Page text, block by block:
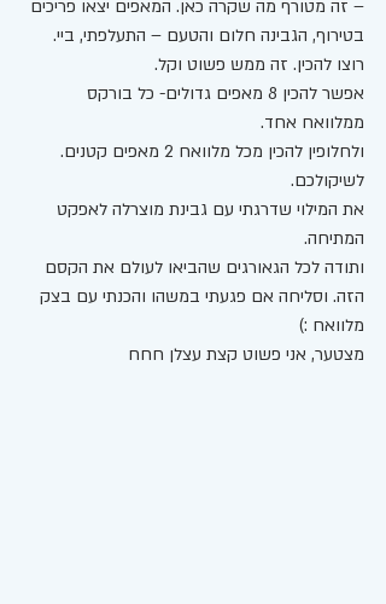
– זה מטורף מה שקרה כאן. המאפים יצאו פריכים
בטירוף, הגבינה חלום והטעם – התעלפתי, ביי.
רוצו להכין. זה ממש פשוט וקל.
אפשר להכין 8 מאפים גדולים- כל בורקס
ממלוואח אחד.
ולחלופין להכין מכל מלוואח 2 מאפים קטנים.
לשיקולכם.
את המילוי שדרגתי עם גבינת מוצרלה לאפקט
המתיחה.
ותודה לכל הגאורגים שהביאו לעולם את הקסם
הזה. וסליחה אם פגעתי במשהו והכנתי עם בצק
מלוואח :)
מצטער, אני פשוט קצת עצלן חחח